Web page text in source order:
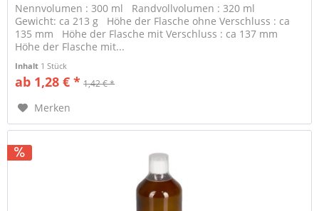
Nennvolumen : 300 ml Randvollvolumen : 320 ml
Gewicht: ca 213 g Höhe der Flasche ohne Verschluss : ca
135 mm Höhe der Flasche mit Verschluss : ca 137 mm
Höhe der Flasche mit...
Inhalt 1 Stück
ab 1,28 € * 1,42 € *
Merken